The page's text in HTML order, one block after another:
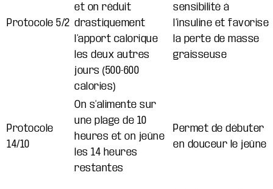
Protocole 5/2
et on réduit
drastiquement
l’apport calorique
les deux autres
jours (500-600
calories)
sensibilité à
l’insuline et favorise
la perte de masse
graisseuse
Protocole
14/10
On s’alimente sur
une plage de 10
heures et on jeûne
les 14 heures
restantes
Permet de débuter
en douceur le jeûne